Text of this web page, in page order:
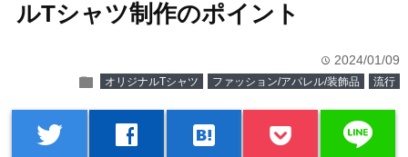
ルTシャツ制作のポイント
time 2024/01/09
folder オリジナルTシャツ ファッション/アパレル/装飾品 流行
twitter facebook hatenabookmark line